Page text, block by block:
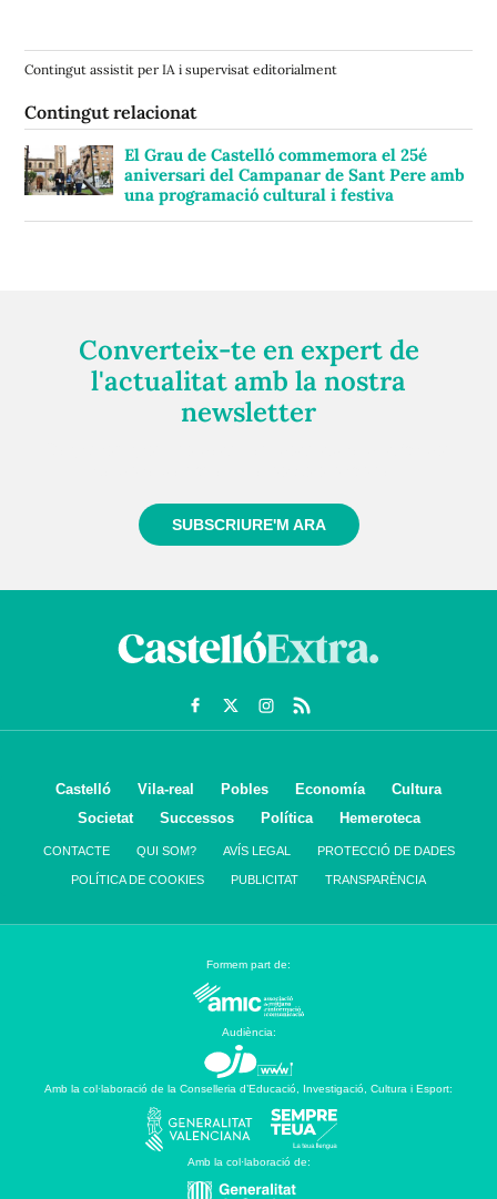
Contingut assistit per IA i supervisat editorialment
Contingut relacionat
El Grau de Castelló commemora el 25é
aniversari del Campanar de Sant Pere amb
una programació cultural i festiva
Converteix-te en expert de
l'actualitat amb la nostra
newsletter
SUBSCRIURE'M ARA
Castelló Vila-real Pobles Economía
Cultura
Societat
Successos Política Hemeroteca
CONTACTE QUI SOM? AVÍS LEGAL PROTECCIÓ DE DADES
POLÍTICA DE COOKIES PUBLICITAT TRANSPARÈNCIA
Formem part de:
Audiència:
Amb la col·laboració de la Conselleria d’Educació, Investigació, Cultura i Esport:
Amb la col·laboració de: